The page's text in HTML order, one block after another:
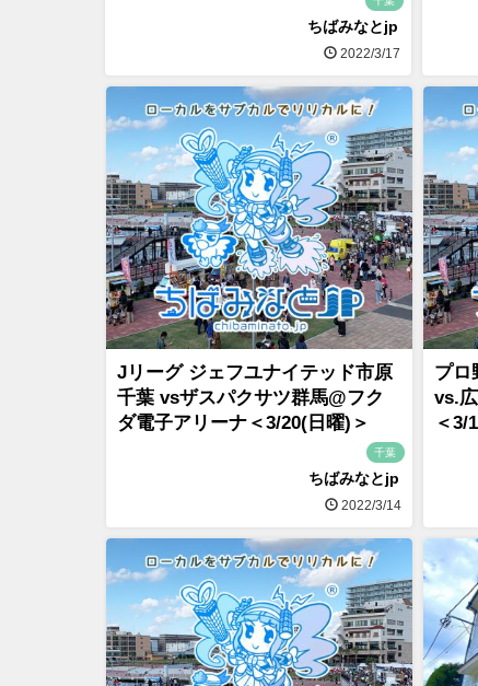
ちばみなとjp
2022/3/17
Jリーグ ジェフユナイテッド市原
千葉 vsザスパクサツ群馬@フク
ダ電子アリーナ＜3/20(日曜)＞
千葉
ちばみなとjp
2022/3/14
プ
vs.
＜3/